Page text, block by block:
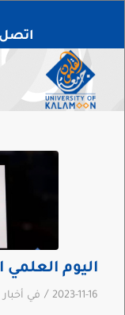
اتصل بنا 999
اليوم
2023-11-16
/ في أخبار